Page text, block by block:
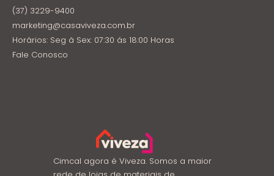
(37) 3229-9400
marketing@casaviveza.com.br
Horários: Seg á Sex: 07:30 ás 18:00 Horas
Fale Conosco
Cimcal agora é Viveza. Somos a maior